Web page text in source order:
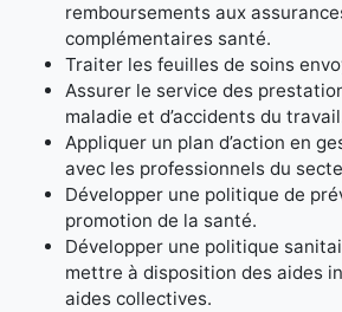
remboursements aux
complémentaires santé.
Traiter les feuilles de soins
Assurer le service des
maladie et d’accidents du
Appliquer un plan d’action en
avec les professionnels du
Développer une politique de
promotion de la santé.
Développer une politique
mettre à disposition des aides
aides collectives.